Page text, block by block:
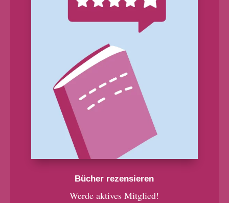
Bücher rezensieren
Werde aktives Mitglied!